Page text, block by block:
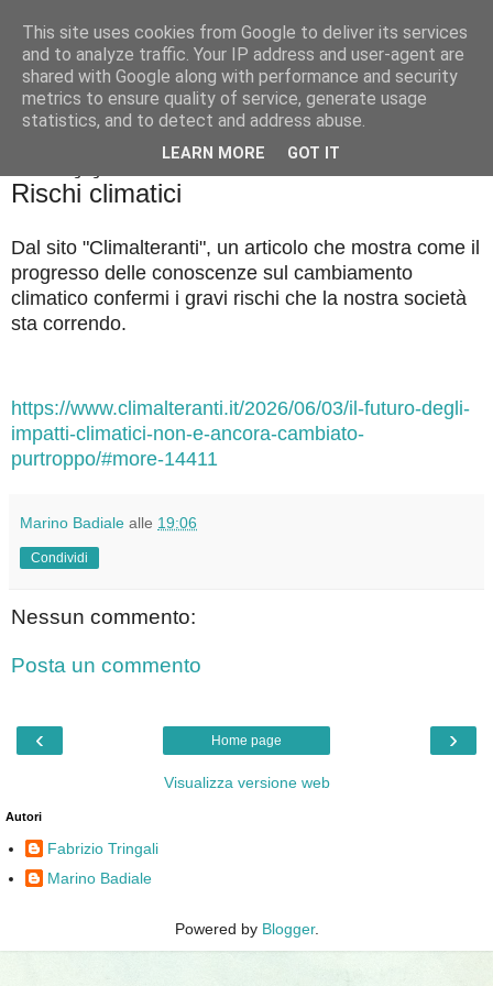
Badiale & Tringali
Rischi climatici
Dal sito "Climalteranti", un articolo che mostra come il
progresso delle conoscenze sul cambiamento
climatico confermi i gravi rischi che la nostra società
sta correndo.
https://www.climalteranti.it/2026/06/03/il-futuro-degli-
impatti-climatici-non-e-ancora-cambiato-
purtroppo/#more-14411
Marino Badiale alle 19:06
Condividi
Nessun commento:
Posta un commento
‹ ›
Home page
Visualizza versione web
Autori
Fabrizio Tringali
Marino Badiale
Powered by Blogger.
This site uses cookies from Google to deliver its services
and to analyze traffic. Your IP address and user-agent are
shared with Google along with performance and security
metrics to ensure quality of service, generate usage
statistics, and to detect and address abuse.
LEARN MORE GOT IT